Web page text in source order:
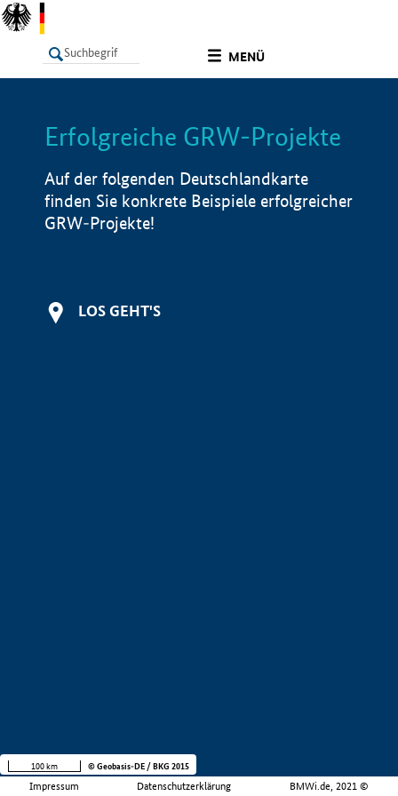
MENÜ
LISTE Info
Erfolgreiche GRW-Projekte
Auf der folgenden Deutschlandkarte
finden Sie konkrete Beispiele erfolgreicher
GRW-Projekte!
LOS GEHT'S
Impressum Datenschutzerklärung BMWi.de, 2021 ©
100 km © Geobasis-DE / BKG 2015